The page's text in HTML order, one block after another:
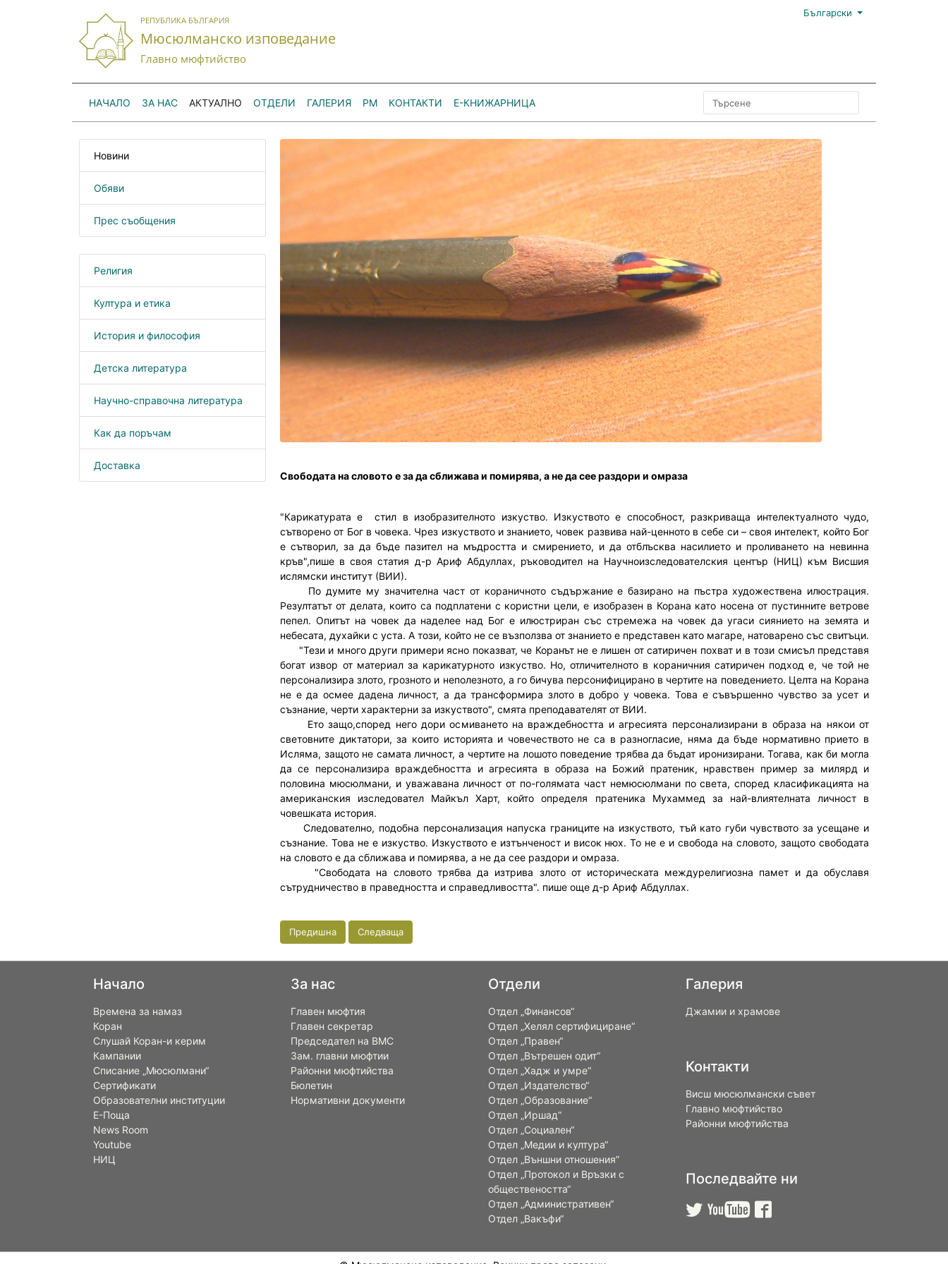
РЕПУБЛИКА БЪЛГАРИЯ
Мюсюлманско изповедание
Главно мюфтийство
Български
НАЧАЛО ЗА НАС АКТУАЛНО ОТДЕЛИ ГАЛЕРИЯ РМ КОНТАКТИ Е-КНИЖАРНИЦА
Новини
Обяви
Прес съобщения
Религия
Култура и етика
История и философия
Детска литература
Научно-справочна литература
Как да поръчам
Доставка
Свободата на словото е за да сближава и помирява, а не да сее раздори и омраза
"Карикатурата е стил в изобразителното изкуство. Изкуството е способност, разкриваща интелектуалното чудо,
сътворено от Бог в човека. Чрез изкуството и знанието, човек развива най-ценното в себе си – своя интелект, който Бог
е сътворил, за да бъде пазител на мъдростта и смирението, и да отблъсква насилието и проливането на невинна
кръв",пише в своя статия д-р Ариф Абдуллах, ръководител на Научноизследователския център (НИЦ) към Висшия
ислямски институт (ВИИ).
По думите му значителна част от кораничното съдържание е базирано на пъстра художествена илюстрация.
Резултатът от делата, които са подплатени с користни цели, е изобразен в Корана като носена от пустинните ветрове
пепел. Опитът на човек да наделее над Бог е илюстриран със стремежа на човек да угаси сиянието на земята и
небесата, духайки с уста. А този, който не се възползва от знанието е представен като магаре, натоварено със свитъци.
"Тези и много други примери ясно показват, че Коранът не е лишен от сатиричен похват и в този смисъл представя
богат извор от материал за карикатурното изкуство. Но, отличителното в кораничния сатиричен подход е, че той не
персонализира злото, грозното и неполезното, а го бичува персонифицирано в чертите на поведението. Целта на Корана
не е да осмее дадена личност, а да трансформира злото в добро у човека. Това е съвършенно чувство за усет и
съзнание, черти характерни за изкуството", смята преподавателят от ВИИ.
Ето защо,според него дори осмиването на враждебността и агресията персонализирани в образа на някои от
световните диктатори, за които историята и човечеството не са в разногласие, няма да бъде нормативно прието в
Исляма, защото не самата личност, а чертите на лошото поведение трябва да бъдат иронизирани. Тогава, как би могла
да се персонализира враждебността и агресията в образа на Божий пратеник, нравствен пример за милярд и
половина мюсюлмани, и уважавана личност от по-голямата част немюсюлмани по света, според класификацията на
американския изследовател Майкъл Харт, който определя пратеника Мухаммед за най-влиятелната личност в
човешката история.
Следователно, подобна персонализация напуска границите на изкуството, тъй като губи чувството за усещане и
съзнание. Това не е изкуство. Изкуството е изтънченост и висок нюх. То не е и свобода на словото, защото свободата
на словото е да сближава и помирява, а не да сее раздори и омраза.
"Свободата на словото трябва да изтрива злото от историческата междурелигиозна памет и да обуславя
сътрудничество в праведността и справедливостта". пише още д-р Ариф Абдуллах.
Предишна Следваща
Начало
Времена за намаз
Коран
Слушай Коран-и керим
Кампании
Списание „Мюсюлмани“
Сертификати
Образователни институции
Е-Поща
News Room
Youtube
НИЦ
За нас
Главен мюфтия
Главен секретар
Председател на ВМС
Зам. главни мюфтии
Районни мюфтийства
Бюлетин
Нормативни документи
Отдели
Отдел „Финансов“
Отдел „Хелял сертифициране“
Отдел „Правен“
Отдел „Вътрешен одит“
Отдел „Хадж и умре“
Отдел „Издателство“
Отдел „Образование“
Отдел „Иршад“
Отдел „Социален“
Отдел „Медии и култура“
Отдел „Външни отношения”
Oтдел „Протокол и Връзки с
обществеността“
Отдел „Административен“
Отдел „Вакъфи“
Галерия
Джамии и храмове
Контакти
Висш мюсюлмански съвет
Главно мюфтийство
Районни мюфтийства
Последвайте ни
  